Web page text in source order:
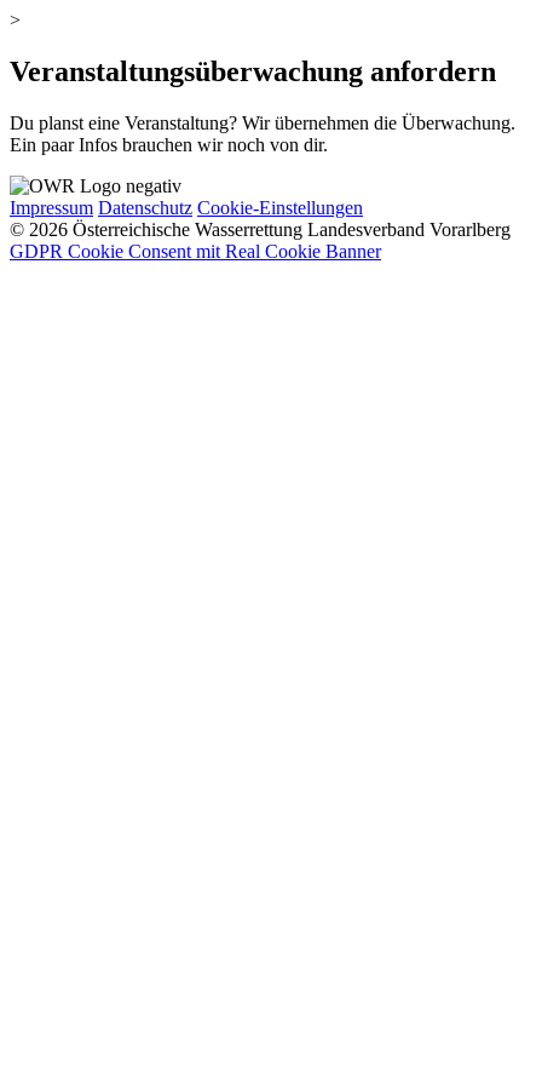
>
Veranstaltungsüberwachung anfordern
Du planst eine Veranstaltung? Wir übernehmen die Überwachung.
Ein paar Infos brauchen wir noch von dir.
Impressum Datenschutz Cookie-Einstellungen
© 2026 Österreichische Wasserrettung Landesverband Vorarlberg
GDPR Cookie Consent mit Real Cookie Banner